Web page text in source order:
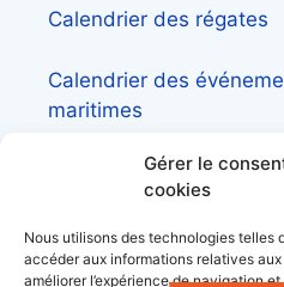
Gérer le
cookies
Nous utilisons des technologies telles
accéder aux informations relatives
améliorer l’expérience de navigation
Calendrier des régates
Calendrier des
maritimes
Découvrez le site d’
littoral, Côtes&Mers
Annuaire des